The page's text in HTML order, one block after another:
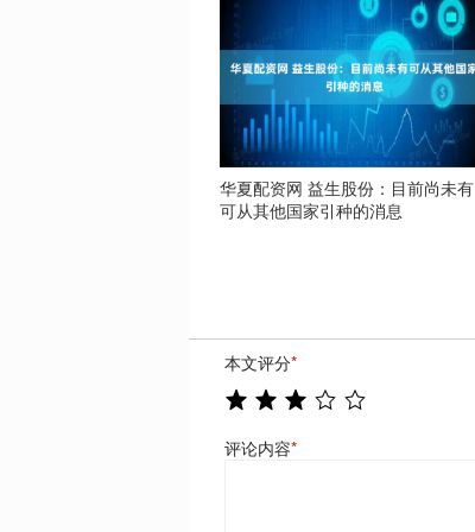
华夏配资网 益生股份：目前尚未有
可从其他国家引种的消息
本文评分*
评论内容*